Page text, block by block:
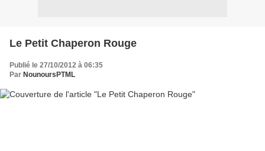
Le Petit Chaperon Rouge
Publié le 27/10/2012 à 06:35
Par NounoursPTML